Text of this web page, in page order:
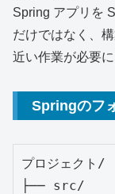
Spring アプリを
だけではなく、
近い作業が必要に
Springのフ
プロジェクト/
├── src/